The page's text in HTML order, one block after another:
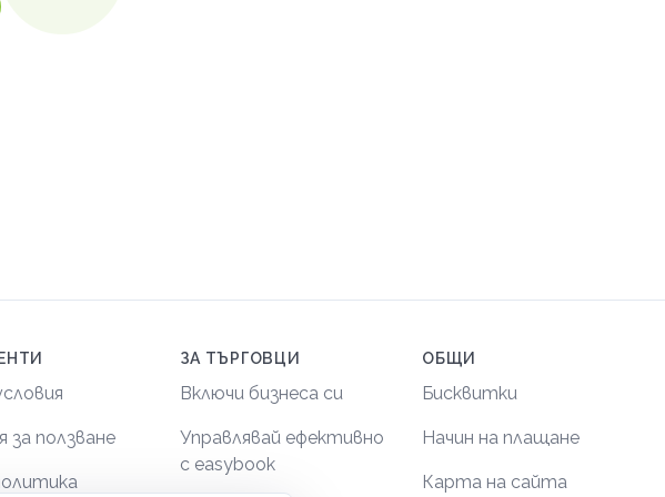
за ползване
ЗА ТЪРГОВЦИ
Включи бизнеса си
Управлявай ефективно
с easybook
ОБЩИ
Бисквитки
Начин на плащане
Карта на сайта